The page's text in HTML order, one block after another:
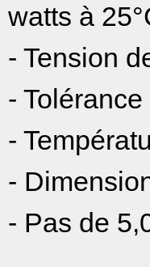
watts à
- Tension
- Tolérance
-
-
- Pas de